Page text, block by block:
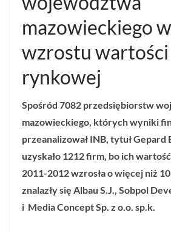
mazowieckiego
wzrostu wartości
rynkowej
Spośród 7082 przedsiębiorstw
mazowieckiego, których wyniki
przeanalizował INB, tytuł Gepard
uzyskało 1212 firm, bo ich
2011-2012 wzrosła o więcej niż
znalazły się Albau S.J., Sobpol
i Media Concept Sp. z o.o. sp.k.